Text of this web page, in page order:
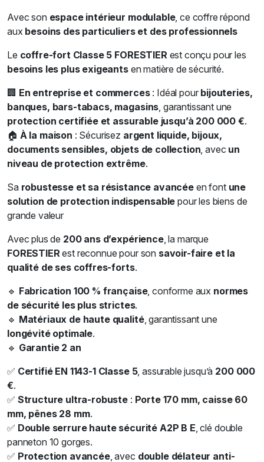
Avec son espace intérieur modulable, ce coffre répond
aux besoins des particuliers et des professionnels
Le coffre-fort Classe 5 FORESTIER est conçu pour les
besoins les plus exigeantsen matière de sécurité.
🏢 En entreprise et commerces: Idéal pour bijouteries,
banques, bars-tabacs, magasins , garantissant une
protection certifiée et assurable jusqu’à 200 000 €.
🏠 À la maison : Sécurisez argent liquide, bijoux,
documents sensibles, objets de collection , avec un
niveau de protection extrême.
Sa robustesse et sa résistance avancéeen font une
solution de protection indispensable pour les biens de
grande valeur
Avec plus de 200 ans d’expérience, la marque
FORESTIER est reconnue pour son savoir-faire et la
qualité de ses coffres-forts.
🔹 Fabrication 100 % française, conforme aux normes
de sécurité les plus strictes.
🔹 Matériaux de haute qualité, garantissant une
longévité optimale.
🔹 Garantie 2 an
✅ Certifié EN 1143-1 Classe 5, assurable jusqu’à 200 000
€.
✅ Structure ultra-robuste : Porte 170 mm, caisse 60
mm, pênes 28 mm.
✅ Double serrure haute sécurité A2P B E , clé double
panneton 10 gorges.
✅ Protection avancée, avec double délateur anti-